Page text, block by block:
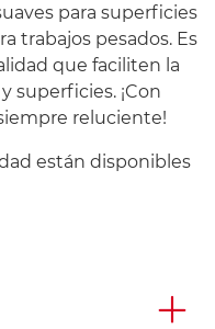
para superficies
trabajos pesados. Es
que faciliten la
superficies. ¡Con
reluciente!
están disponibles